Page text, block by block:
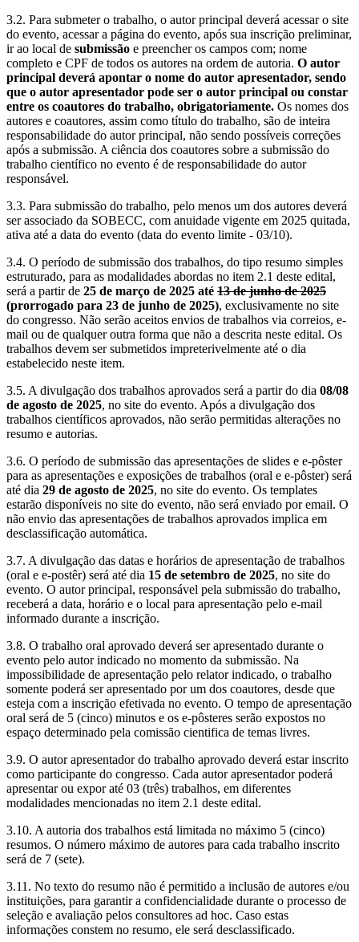
3.2. Para submeter o trabalho, o autor principal deverá acessar o site
do evento, acessar a página do evento, após sua inscrição preliminar,
ir ao local de submissão e preencher os campos com; nome
completo e CPF de todos os autores na ordem de autoria. O autor
principal deverá apontar o nome do autor apresentador, sendo
que o autor apresentador pode ser o autor principal ou constar
entre os coautores do trabalho, obrigatoriamente. Os nomes dos
autores e coautores, assim como título do trabalho, são de inteira
responsabilidade do autor principal, não sendo possíveis correções
após a submissão. A ciência dos coautores sobre a submissão do
trabalho científico no evento é de responsabilidade do autor
responsável.
3.3. Para submissão do trabalho, pelo menos um dos autores deverá
ser associado da SOBECC, com anuidade vigente em 2025 quitada,
ativa até a data do evento (data do evento limite - 03/10).
3.4. O período de submissão dos trabalhos, do tipo resumo simples
estruturado, para as modalidades abordas no item 2.1 deste edital,
será a partir de 25 de março de 2025 até 13 de junho de 2025
(prorrogado para 23 de junho de 2025), exclusivamente no site
do congresso. Não serão aceitos envios de trabalhos via correios, e-
mail ou de qualquer outra forma que não a descrita neste edital. Os
trabalhos devem ser submetidos impreterivelmente até o dia
estabelecido neste item.
3.5. A divulgação dos trabalhos aprovados será a partir do dia 08/08
de agosto de 2025, no site do evento. Após a divulgação dos
trabalhos científicos aprovados, não serão permitidas alterações no
resumo e autorias.
3.6. O período de submissão das apresentações de slides e e-pôster
para as apresentações e exposições de trabalhos (oral e e-pôster) será
até dia 29 de agosto de 2025, no site do evento. Os templates
estarão disponíveis no site do evento, não será enviado por email. O
não envio das apresentações de trabalhos aprovados implica em
desclassificação automática.
3.7. A divulgação das datas e horários de apresentação de trabalhos
(oral e e-postêr) será até dia 15 de setembro de 2025, no site do
evento. O autor principal, responsável pela submissão do trabalho,
receberá a data, horário e o local para apresentação pelo e-mail
informado durante a inscrição.
3.8. O trabalho oral aprovado deverá ser apresentado durante o
evento pelo autor indicado no momento da submissão. Na
impossibilidade de apresentação pelo relator indicado, o trabalho
somente poderá ser apresentado por um dos coautores, desde que
esteja com a inscrição efetivada no evento. O tempo de apresentação
oral será de 5 (cinco) minutos e os e-pôsteres serão expostos no
espaço determinado pela comissão cientifica de temas livres.
3.9. O autor apresentador do trabalho aprovado deverá estar inscrito
como participante do congresso. Cada autor apresentador poderá
apresentar ou expor até 03 (três) trabalhos, em diferentes
modalidades mencionadas no item 2.1 deste edital.
3.10. A autoria dos trabalhos está limitada no máximo 5 (cinco)
resumos. O número máximo de autores para cada trabalho inscrito
será de 7 (sete).
3.11. No texto do resumo não é permitido a inclusão de autores e/ou
instituições, para garantir a confidencialidade durante o processo de
seleção e avaliação pelos consultores ad hoc. Caso estas
informações constem no resumo, ele será desclassificado.